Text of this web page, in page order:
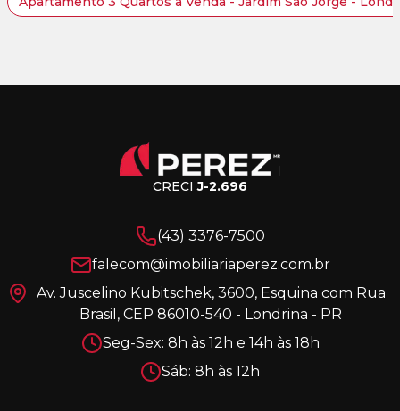
CRECIJ-2.696
(43) 3376-7500
falecom@imobiliariaperez.com.br
Av. Juscelino Kubitschek, 3600, Esquina com Rua
Brasil, CEP 86010-540 - Londrina - PR
Seg-Sex: 8h às 12h e 14h às 18h
Sáb: 8h às 12h